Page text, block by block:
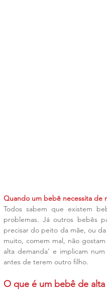
Quando um bebê necessita de
Todos sabem que existem
problemas. Já outros bebês
precisar do peito da mãe, ou
muito, comem mal, não
alta demanda’ e implicam
antes de terem outro filho.
O que é um bebê de alta